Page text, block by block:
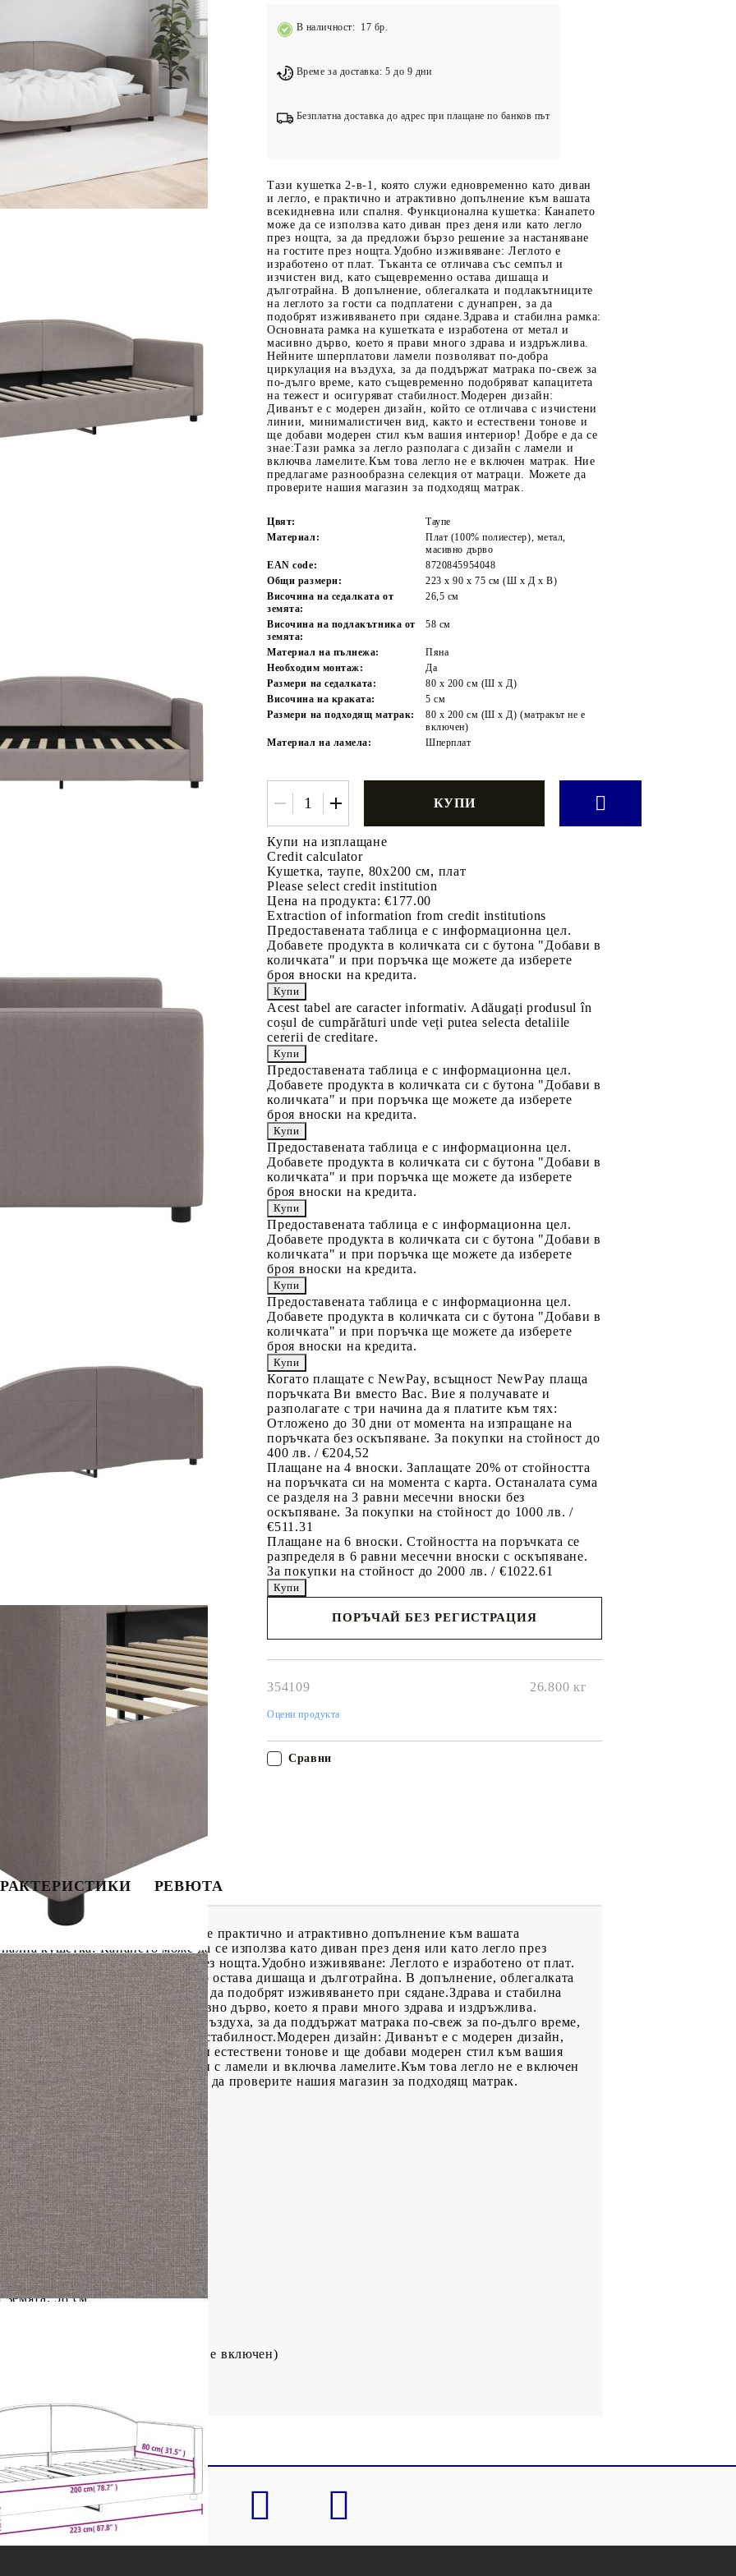
Подложки за фитнес уреди
Йога и пилатес
В наличност: 17 бр.
Време за доставка: 5 до 9 дни
Безплатна доставка до адрес при плащане по банков път
Тази кушетка 2-в-1, която служи едновременно като диван
и легло, е практично и атрактивно допълнение към вашата
всекидневна или спалня. Функционална кушетка: Канапето
може да се използва като диван през деня или като легло
през нощта, за да предложи бързо решение за настаняване
на гостите през нощта.Удобно изживяване: Леглото е
изработено от плат. Тъканта се отличава със семпъл и
изчистен вид, като същевременно остава дишаща и
дълготрайна. В допълнение, облегалката и подлакътниците
на леглото за гости са подплатени с дунапрен, за да
подобрят изживяването при сядане.Здрава и стабилна рамка:
Основната рамка на кушетката е изработена от метал и
масивно дърво, което я прави много здрава и издръжлива.
Нейните шперплатови ламели позволяват по-добра
циркулация на въздуха, за да поддържат матрака по-свеж за
по-дълго време, като същевременно подобряват капацитета
на тежест и осигуряват стабилност.Модерен дизайн:
Диванът е с модерен дизайн, който се отличава с изчистени
линии, минималистичен вид, както и естествени тонове и
ще добави модерен стил към вашия интериор! Добре е да се
знае:Тази рамка за легло разполага с дизайн с ламели и
включва ламелите.Към това легло не е включен матрак. Ние
предлагаме разнообразна селекция от матраци. Можете да
проверите нашия магазин за подходящ матрак.
Цвят:
Таупе
Материал:
Плат (100% полиестер), метал,
масивно дърво
EAN code:
8720845954048
Общи размери:
223 x 90 x 75 см (Ш x Д x В)
Височина на седалката от
земята:
26,5 см
Височина на подлакътника от
земята:
58 см
Материал на пълнежа:
Пяна
Необходим монтаж:
Да
Размери на седалката:
80 x 200 см (Ш x Д)
Височина на краката:
5 см
Размери на подходящ матрак:
80 x 200 см (Ш x Д) (матракът не е
включен)
Материал на ламела:
Шперплат
Купи на изплащане
Credit calculator
Кушетка, таупе, 80x200 см, плат
Please select credit institution
Цена на продукта: €177.00
Extraction of information from credit institutions
Предоставената таблица е с информационна цел.
Добавете продукта в количката си с бутона "Добави в
количката" и при поръчка ще можете да изберете
броя вноски на кредита.
Acest tabel are caracter informativ. Adăugați produsul în
coșul de cumpărături unde veți putea selecta detaliile
cererii de creditare.
Предоставената таблица е с информационна цел.
Добавете продукта в количката си с бутона "Добави в
количката" и при поръчка ще можете да изберете
броя вноски на кредита.
Предоставената таблица е с информационна цел.
Добавете продукта в количката си с бутона "Добави в
количката" и при поръчка ще можете да изберете
броя вноски на кредита.
Предоставената таблица е с информационна цел.
Добавете продукта в количката си с бутона "Добави в
количката" и при поръчка ще можете да изберете
броя вноски на кредита.
Предоставената таблица е с информационна цел.
Добавете продукта в количката си с бутона "Добави в
количката" и при поръчка ще можете да изберете
броя вноски на кредита.
Когато плащате с NewPay, всъщност NewPay плаща
поръчката Ви вместо Вас. Вие я получавате и
разполагате с три начина да я платите към тях:
Отложено до 30 дни от момента на изпращане на
поръчката без оскъпяване. За покупки на стойност до
400 лв. / €204,52
Плащане на 4 вноски. Заплащате 20% от стойността
на поръчката си на момента с карта. Останалата сума
се разделя на 3 равни месечни вноски без
оскъпяване. За покупки на стойност до 1000 лв. /
€511.31
Плащане на 6 вноски. Стойността на поръчката се
разпределя в 6 равни месечни вноски с оскъпяване.
За покупки на стойност до 2000 лв. / €1022.61
ПОРЪЧАЙ БЕЗ РЕГИСТРАЦИЯ
354109 26.800 кг
Оцени продукта
Сравни
РЕВЮТА
като диван и легло, е практично и атрактивно допълнение към вашата
кушетка: Канапето може да се използва като диван през деня или като легло през
за настаняване на гостите през нощта.Удобно изживяване: Леглото е изработено от плат.
вид, като същевременно остава дишаща и дълготрайна. В допълнение, облегалката
са подплатени с дунапрен, за да подобрят изживяването при сядане.Здрава и стабилна
е изработена от метал и масивно дърво, което я прави много здрава и издръжлива.
по-добра циркулация на въздуха, за да поддържат матрака по-свеж за по-дълго време,
на тежест и осигуряват стабилност.Модерен дизайн: Диванът е с модерен дизайн,
минималистичен вид, както и естествени тонове и ще добави модерен стил към вашия
за легло разполага с дизайн с ламели и включва ламелите.Към това легло не е включен
селекция от матраци. Можете да проверите нашия магазин за подходящ матрак.
метал, масивно дърво
см (Ш x Д x В)
см (Ш x Д)
26,5 см
земята: 58 см
80 x 200 см (Ш x Д) (матракът не е включен)